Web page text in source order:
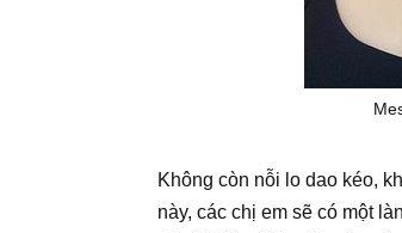
Không còn nỗi lo dao kéo,
này, các chị em sẽ có một